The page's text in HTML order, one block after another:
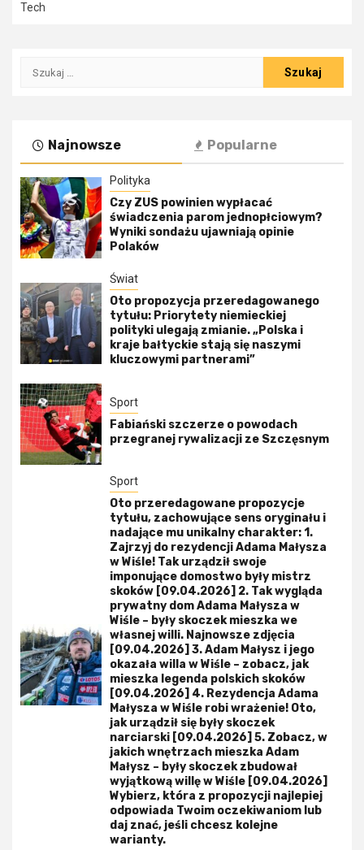
Tech
Szukaj:
Najnowsze Popularne
Polityka
Czy ZUS powinien wypłacać
świadczenia parom jednopłciowym?
Wyniki sondażu ujawniają opinie
Polaków
Świat
Oto propozycja przeredagowanego
tytułu: Priorytety niemieckiej
polityki ulegają zmianie. „Polska i
kraje bałtyckie stają się naszymi
kluczowymi partnerami”
Sport
Fabiański szczerze o powodach
przegranej rywalizacji ze Szczęsnym
Sport
Oto przeredagowane propozycje
tytułu, zachowujące sens oryginału i
nadające mu unikalny charakter: 1.
Zajrzyj do rezydencji Adama Małysza
w Wiśle! Tak urządził swoje
imponujące domostwo były mistrz
skoków [09.04.2026] 2. Tak wygląda
prywatny dom Adama Małysza w
Wiśle – były skoczek mieszka we
własnej willi. Najnowsze zdjęcia
[09.04.2026] 3. Adam Małysz i jego
okazała willa w Wiśle – zobacz, jak
mieszka legenda polskich skoków
[09.04.2026] 4. Rezydencja Adama
Małysza w Wiśle robi wrażenie! Oto,
jak urządził się były skoczek
narciarski [09.04.2026] 5. Zobacz, w
jakich wnętrzach mieszka Adam
Małysz – były skoczek zbudował
wyjątkową willę w Wiśle [09.04.2026]
Wybierz, która z propozycji najlepiej
odpowiada Twoim oczekiwaniom lub
daj znać, jeśli chcesz kolejne
warianty.